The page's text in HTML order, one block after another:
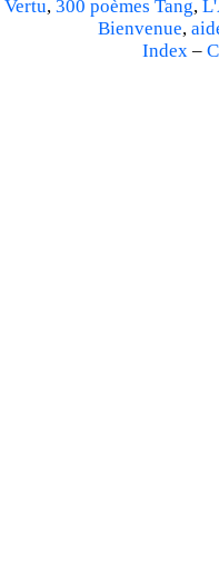
Vertu, 300 poèmes Tang,
Bienvenue,
Index–